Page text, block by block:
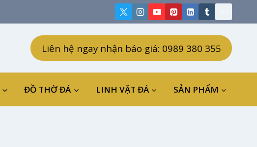
Liên hệ ngay nhận báo giá: 0989 380 355
ĐỒ THỜ ĐÁ LINH VẬT ĐÁ SẢN PHẨM